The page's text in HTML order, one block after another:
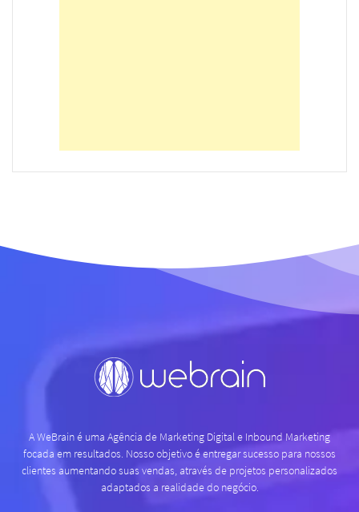
A WeBrain é uma Agência de Marketing Digital e Inbound Marketing
focada em resultados. Nosso objetivo é entregar sucesso para nossos
clientes aumentando suas vendas, através de projetos personalizados
adaptados a realidade do negócio.